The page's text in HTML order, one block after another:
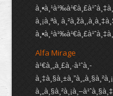
à¸¡à¸ªà¸
Alfa Mirage
à¹€à¸„à¸£à¸·à¹ˆà¸­